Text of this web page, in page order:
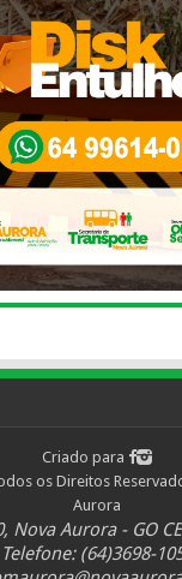
Criado para
os Direitos
Aurora
Nova Aurora - GO
Telefone: (64)3698-